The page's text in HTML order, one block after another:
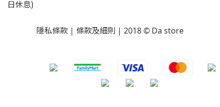
日休息)
隱私條款 | 條款及細則 | 2018 © Da store